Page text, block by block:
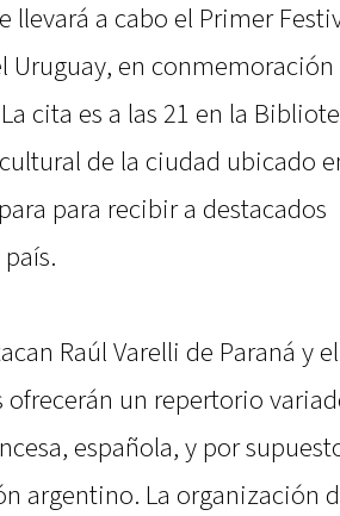
llevará a cabo el Primer
Uruguay, en conmemoración
cita es a las 21 en la
de la ciudad ubicado
para recibir a destacados
Raúl Varelli de Paraná y el
un repertorio
española, y por
argentino. La organización